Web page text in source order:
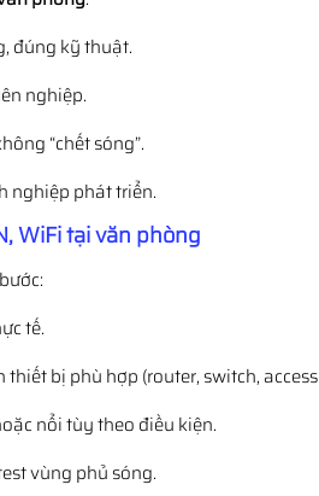
đúng kỹ thuật.
nghiệp.
“chết sóng”.
nghiệp phát triển.
WiFi tại văn phòng
tế.
thiết bị phù hợp (router, switch,
nổi tùy theo điều kiện.
vùng phủ sóng.